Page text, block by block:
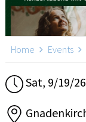
Home Events
Sat, 9/19/26